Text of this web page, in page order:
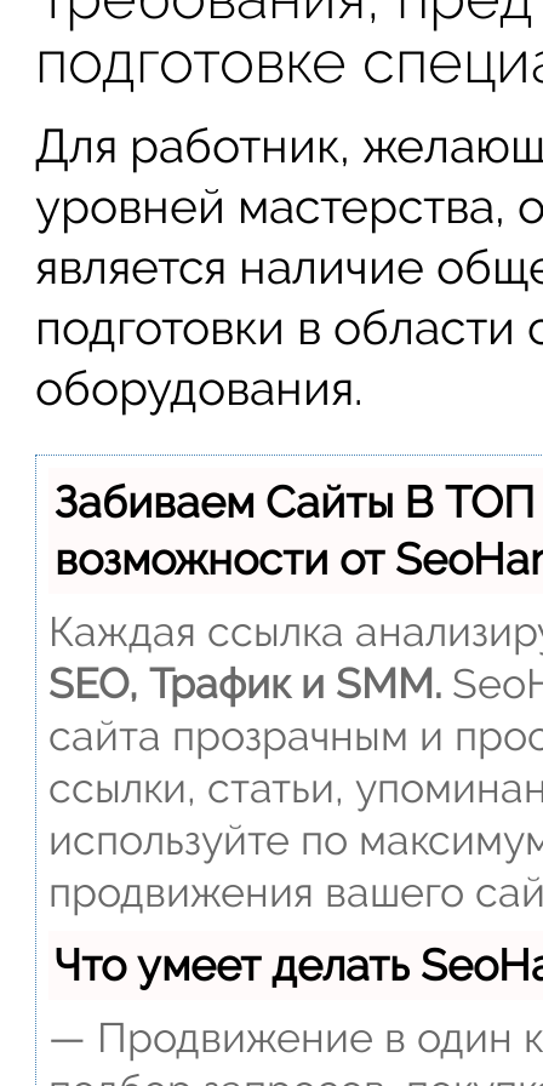
подготовке
Для работник,
уровней мастерства,
является наличие
подготовки в
оборудования.
Забиваем Сайты В
возможности от
Каждая ссылка
SEO, Трафик и SMM.
сайта прозрачным и
ссылки, статьи,
используйте по
продвижения вашего
Что умеет делать
— Продвижение в один